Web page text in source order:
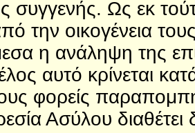
συγγενής. Ως εκ
την οικογένεια
η ανάληψη της
αυτό κρίνεται
φορείς
Ασύλου διαθέτει